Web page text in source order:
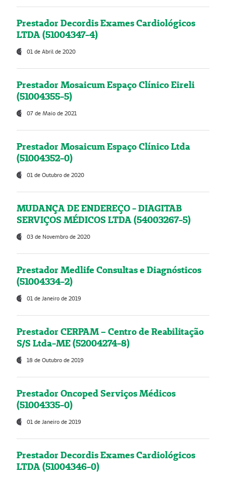
Prestador Decordis Exames Cardiológicos
LTDA (51004347-4)
01 de Abril de 2020
Prestador Mosaicum Espaço Clínico Eireli
(51004355-5)
07 de Maio de 2021
Prestador Mosaicum Espaço Clínico Ltda
(51004352-0)
01 de Outubro de 2020
MUDANÇA DE ENDEREÇO - DIAGITAB
SERVIÇOS MÉDICOS LTDA (54003267-5)
03 de Novembro de 2020
Prestador Medlife Consultas e Diagnósticos
(51004334-2)
01 de Janeiro de 2019
Prestador CERPAM – Centro de Reabilitação
S/S Ltda-ME (52004274-8)
18 de Outubro de 2019
Prestador Oncoped Serviços Médicos
(51004335-0)
01 de Janeiro de 2019
Prestador Decordis Exames Cardiológicos
LTDA (51004346-0)